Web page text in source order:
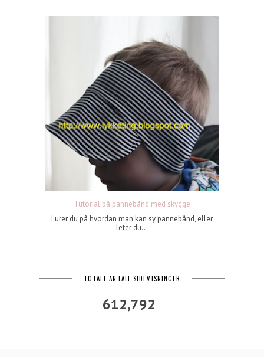
Tutorial på pannebånd med skygge
Lurer du på hvordan man kan sy pannebånd, eller
leter du...
TOTALT ANTALL SIDEVISNINGER
612,792